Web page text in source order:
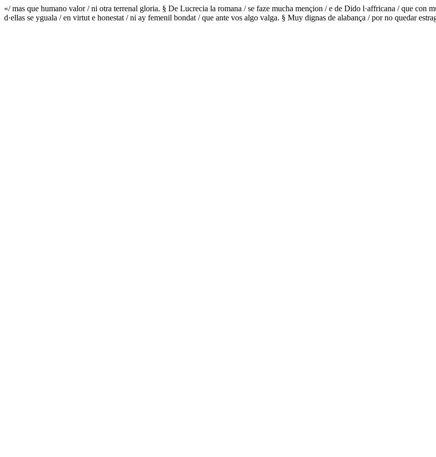
«/ mas que humano valor / ni otra terrenal gloria. § De Lucrecia la romana / se faze mucha mençion / e de Dido l·affricana / que con
d·ellas se yguala / en virtut e honestat / ni ay femenil bondat / que ante vos algo valga. § Muy dignas de alabança / por no quedar